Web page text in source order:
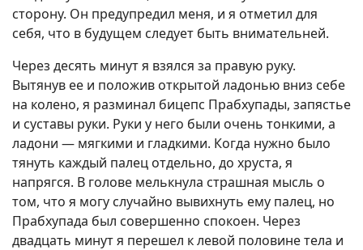
сторону. Он предупредил меня, и я отметил для
себя, что в будущем следует быть внимательней.
Через десять минут я взялся за правую руку.
Вытянув ее и положив открытой ладонью вниз себе
на колено, я разминал бицепс Прабхупады, запястье
и суставы руки. Руки у него были очень тонкими, а
ладони — мягкими и гладкими. Когда нужно было
тянуть каждый палец отдельно, до хруста, я
напрягся. В голове мелькнула страшная мысль о
том, что я могу случайно вывихнуть ему палец, но
Прабхупада был совершенно спокоен. Через
двадцать минут я перешел к левой половине тела и